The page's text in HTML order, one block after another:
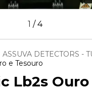
1 /4
ASSUVA DETECTORS -
e Tesouro
Lb2s Ouro